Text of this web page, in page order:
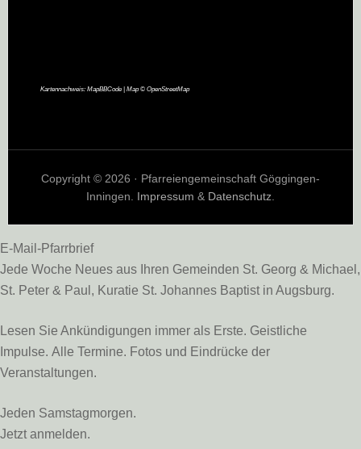
Kartennachweis: MapBBCode| Map © OpenStreetMap
Copyright © 2026 · Pfarreiengemeinschaft Göggingen-
Inningen. Impressum & Datenschutz.
E-Mail-Pfarrbrief
Jede Woche Neues aus Ihren Gemeinden St. Georg & Michael,
St. Peter & Paul, Kuratie St. Johannes Baptist in Augsburg.
Lesen Sie Ankündigungen immer als Erste. Geistliche
Impulse. Alle Termine. Fotos und Eindrücke der
Veranstaltungen.
Jeden Samstagmorgen.
Jetzt anmelden.